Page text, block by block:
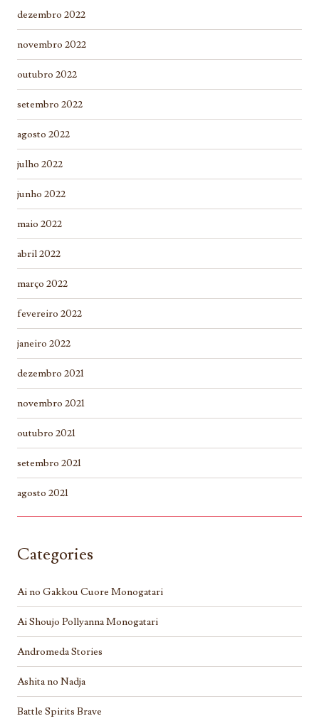
dezembro 2022
novembro 2022
outubro 2022
setembro 2022
agosto 2022
julho 2022
junho 2022
maio 2022
abril 2022
março 2022
fevereiro 2022
janeiro 2022
dezembro 2021
novembro 2021
outubro 2021
setembro 2021
agosto 2021
Categories
Ai no Gakkou Cuore Monogatari
Ai Shoujo Pollyanna Monogatari
Andromeda Stories
Ashita no Nadja
Battle Spirits Brave